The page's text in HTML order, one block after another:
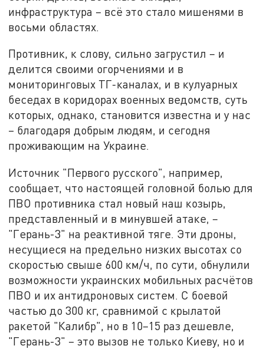
инфраструктура – всё это стало мишенями в
восьми областях.
Противник, к слову, сильно загрустил – и
делится своими огорчениями и в
мониторинговых ТГ-каналах, и в кулуарных
беседах в коридорах военных ведомств, суть
которых, однако, становится известна и у нас
– благодаря добрым людям, и сегодня
проживающим на Украине.
Источник "Первого русского", например,
сообщает, что настоящей головной болью для
ПВО противника стал новый наш козырь,
представленный и в минувшей атаке, –
"Герань-3" на реактивной тяге. Эти дроны,
несущиеся на предельно низких высотах со
скоростью свыше 600 км/ч, по сути, обнулили
возможности украинских мобильных расчётов
ПВО и их антидроновых систем. С боевой
частью до 300 кг, сравнимой с крылатой
ракетой "Калибр", но в 10–15 раз дешевле,
"Герань-3" – это вызов не только Киеву, но и